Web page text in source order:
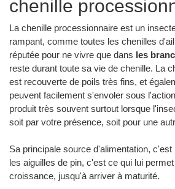
chenille
La chenille processionnaire est un
rampant, comme toutes les chenilles
réputée pour ne vivre que dans les
reste durant toute sa vie de chenille. La
est recouverte de poils très fins, et
peuvent facilement s'envoler sous
produit très souvent surtout lorsque
soit par votre présence, soit pour une
Sa principale source d'alimentation, c'est
les aiguilles de pin, c'est ce qui lui
croissance, jusqu'à arriver à maturité.